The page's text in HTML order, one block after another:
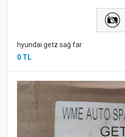
hyundai getz sağ far
0 TL